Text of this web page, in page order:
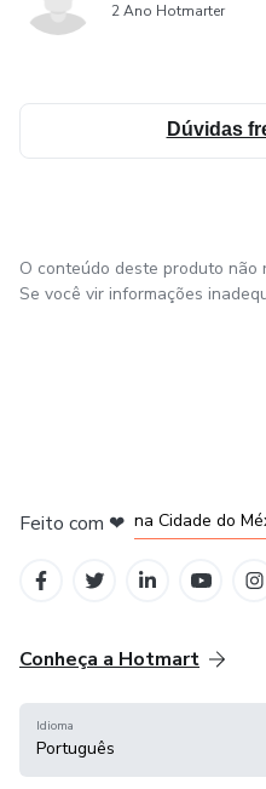
2 Ano Hotmarter
Dúvidas
O conteúdo deste produto não
Se você vir informações
Feito com ❤ na Cidade do
Conheça a Hotmart
Idioma
Português